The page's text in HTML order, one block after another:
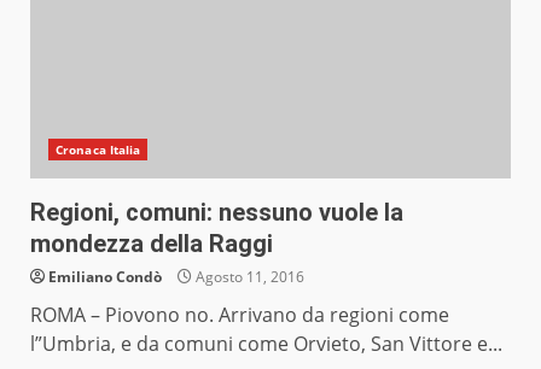
Cronaca Italia
Regioni, comuni: nessuno vuole la
mondezza della Raggi
Emiliano Condò Agosto 11, 2016
ROMA – Piovono no. Arrivano da regioni come
l”Umbria, e da comuni come Orvieto, San Vittore e...